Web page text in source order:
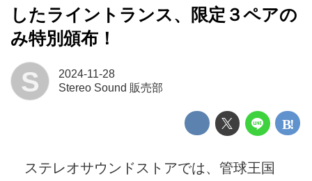
したライントランス、限定３ペアの
み特別頒布！
S
2024-11-28
Stereo Sound 販売部
ステレオサウンドストアでは、管球王国